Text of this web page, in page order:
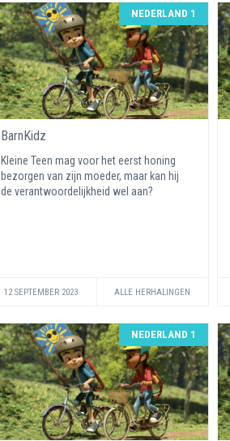
NEDERLAND 1
BarnKidz
Kleine Teen mag voor het eerst honing
bezorgen van zijn moeder, maar kan hij
de verantwoordelijkheid wel aan?
12 SEPTEMBER 2023 ALLE HERHALINGEN
NEDERLAND 1